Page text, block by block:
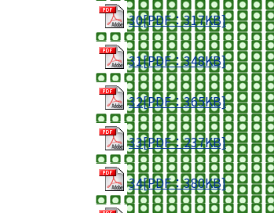
30[PDF：317KB]
31[PDF：348KB]
32[PDF：365KB]
33[PDF：237KB]
34[PDF：380KB]